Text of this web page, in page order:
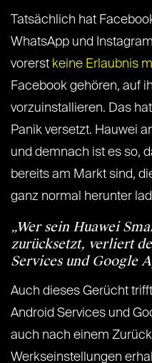
Tatsächlich hat
WhatsApp und
vorerst keine Erlaubnis
Facebook gehören, auf
vorzuinstallieren. Das
Panik versetzt. Hauwei
und demnach ist es so,
bereits am Markt sind,
ganz normal herunter
„Wer sein Huawei
zurücksetzt, verliert
Services und Google
Auch dieses Gerücht
Android Services und
auch nach einem
Werkseinstellungen